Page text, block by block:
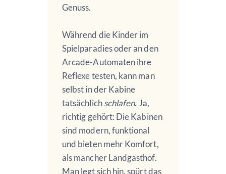
Genuss.
Während die Kinder im
Spielparadies oder an den
Arcade-Automaten ihre
Reflexe testen, kann man
selbst in der Kabine
tatsächlichschlafen. Ja,
richtig gehört: Die Kabinen
sind modern, funktional
und bieten mehr Komfort,
als mancher Landgasthof.
Man legt sich hin, spürt das